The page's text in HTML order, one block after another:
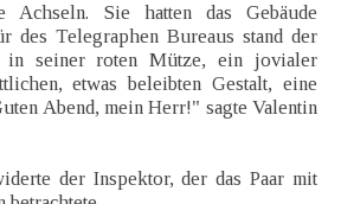
Achseln. Sie hatten das Gebäude
des Telegraphen Bureaus stand der
in seiner roten Mütze, ein jovialer
etwas beleibten Gestalt, eine
Abend, mein Herr!" sagte Valentin
der Inspektor, der das Paar mit